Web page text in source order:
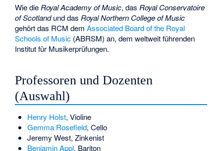
Wie die Royal Academy of Music, das Royal Conservatoire
of Scotlandund das Royal Northern College of Music
gehört das RCM demAssociated Board of the Royal
Schools of Music (ABRSM) an, dem weltweit führenden
Institut für Musikerprüfungen.
Professoren und Dozenten
(Auswahl)
Henry Holst, Violine
Gemma Rosefield, Cello
Jeremy West, Zinkenist
Benjamin Appl, Bariton